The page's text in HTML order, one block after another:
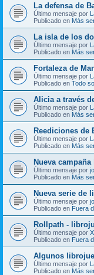
La defensa de
Último mensaje por
Publicado en Más
La isla de los
Último mensaje por
Publicado en Más
Fortaleza de
Último mensaje por
Publicado en Todo
Alicia a través
Último mensaje por
Publicado en Más
Reediciones de
Último mensaje por
Publicado en Más
Nueva
Último mensaje por
Publicado en Más
Nueva serie de
Último mensaje por
Publicado en Fuera
Rollpath -
Último mensaje por
Publicado en Fuera
Algunos
Último mensaje por
Publicado en Más